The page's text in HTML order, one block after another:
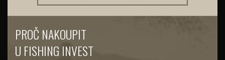
PROČ NAKOUPIT
U FISHING INVEST